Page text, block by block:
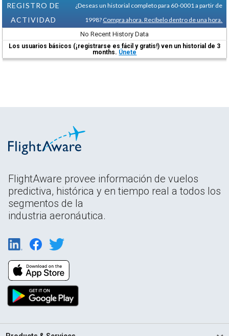
REGISTRO DE
ACTIVIDAD
¿Deseas un historial completo para 60-0001 a partir de
1998? Compra ahora. Recíbelo dentro de una hora.
No Recent History Data
Los usuarios básicos (¡registrarse es fácil y gratis!) ven un historial de 3
months. Únete
FlightAware provee información de vuelos
predictiva, histórica y en tiempo real a todos los
segmentos de la
industria aeronáutica.